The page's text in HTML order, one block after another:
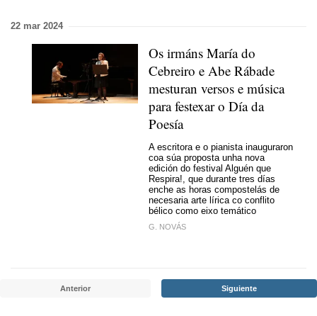
22 mar 2024
Os irmáns María do
Cebreiro e Abe Rábade
mesturan versos e música
para festexar o Día da
Poesía
A escritora e o pianista inauguraron
coa súa proposta unha nova
edición do festival Alguén que
Respira!, que durante tres días
enche as horas compostelás de
necesaria arte lírica co conflito
bélico como eixo temático
G. NOVÁS
Anterior Siguiente